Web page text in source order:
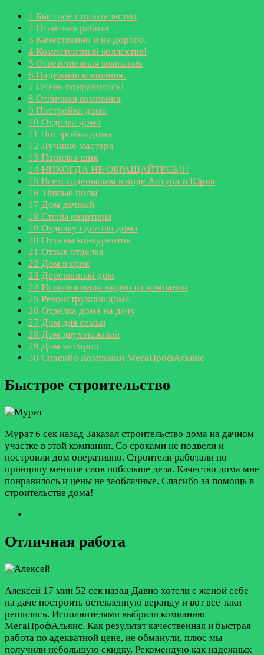
1 Быстрое строительство
2 Отличная работа
3 Качественно и не дорого.
4 Компетентный коллектив!
5 Ответственная компания
6 Надежная компания.
7 Очень понравилось!
8 Отличная компания
9 Постройка дома
10 Отделка дома
11 Постройки дома
12 Лучшие мастера
13 Парилка шик
14 НИКОГДА НЕ ОБРАЩАЙТЕСЬ!!!
15 Всем годёнышам в виде Артура и Юрия
16 Тёплые полы
17 Дом дачный
18 Стены квартиры
19 Отделку сделали дома
20 Отзывы конкурентов
21 Отзыв отделка
22 Дом в срок
23 Деревянный дом
24 Использовали акцию от компании
25 Реконструкция дома
26 Отделка дома на дачу
27 Дом для семьи
28 Дом двухэтажный
29 Дом за город
30 Спасибо Компании МегаПрофАльянс
Быстрое строительство
Мурат 6 сек назад Заказал строительство дома на дачном
участке в этой компании. Со сроками не подвели и
построили дом оперативно. Строители работали по
принципу меньше слов побольше дела. Качество дома мне
понравилось и цены не заоблачные. Спасибо за помощь в
строительстве дома!
Отличная работа
Алексей 17 мин 52 сек назад Давно хотели с женой себе
на даче построить остеклённую веранду и вот всё таки
решились. Исполнителями выбрали компанию
МегаПрофАльянс. Как результат качественная и быстрая
работа по адекватной цене, не обманули, плюс мы
получили небольшую скидку. Рекомендую как надежных